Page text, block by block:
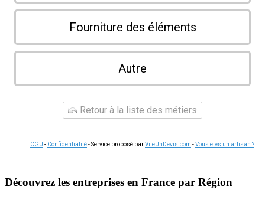
Fourniture des éléments
Autre
Retour à la liste des métiers
CGU - Confidentialité- Service proposé parViteUnDevis.com -Vous êtes un artisan ?
Découvrez les entreprises en France par Région